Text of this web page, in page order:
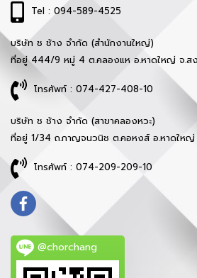
Tel : 094-589-4525
บริษัท ช ช้าง จำกัด (สำนักงานใหญ่)
ที่อยู่ 444/9 หมู่ 4 ต.คลองแห อ.หาดใหญ่ จ.สง
โทรศัพท์ : 074-427-408-10
บริษัท ช ช้าง จำกัด (สาขาคลองหวะ)
ที่อยู่ 1/34 ถ.กาญจนวนิช ต.คอหงส์ อ.หาดใหญ่
โทรศัพท์ : 074-209-209-10
@chorchang